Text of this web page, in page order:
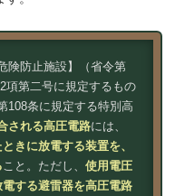
険防止施設】（省令第
項第二号に規定するもの
108条に規定する特別高
される高圧電路には、
きに放電する装置を、
こと。ただし、 使用電圧
する避雷器を高圧電路